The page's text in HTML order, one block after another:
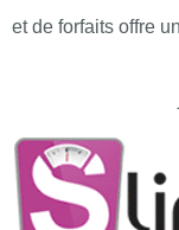
et de forfaits offre